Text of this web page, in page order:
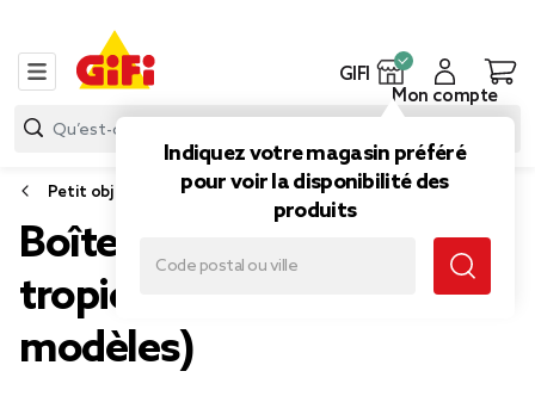
GIFI
Indiquez votre magasin préféré
pour voir la disponibilité des
produits
Mon compte
Petit objet de déco
Boîte livre en carton motif
tropical 25x18xÉp4cm (2
modèles)